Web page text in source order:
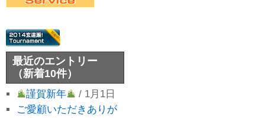
最近のエントリー
（新着10件）
謹賀新年
/ 1月1日
ご愛顧いただきありが